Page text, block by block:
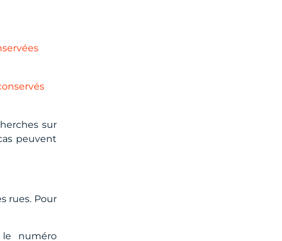
sur
peuvent
rues. Pour
numéro